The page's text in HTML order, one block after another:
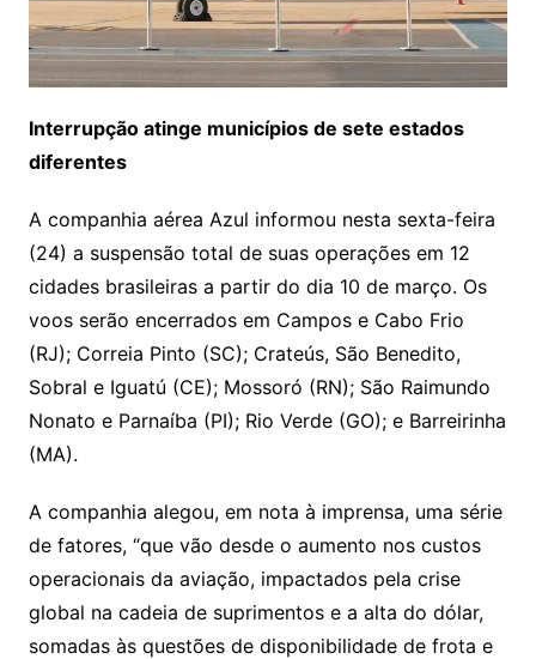
Interrupção atinge municípios de sete estados
diferentes
A companhia aérea Azul informou nesta sexta-feira
(24) a suspensão total de suas operações em 12
cidades brasileiras a partir do dia 10 de março. Os
voos serão encerrados em Campos e Cabo Frio
(RJ); Correia Pinto (SC); Crateús, São Benedito,
Sobral e Iguatú (CE); Mossoró (RN); São Raimundo
Nonato e Parnaíba (PI); Rio Verde (GO); e Barreirinha
(MA).
A companhia alegou, em nota à imprensa, uma série
de fatores, “que vão desde o aumento nos custos
operacionais da aviação, impactados pela crise
global na cadeia de suprimentos e a alta do dólar,
somadas às questões de disponibilidade de frota e